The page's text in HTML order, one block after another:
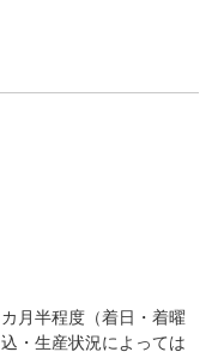
月半程度（着日・着曜
・生産状況によっては